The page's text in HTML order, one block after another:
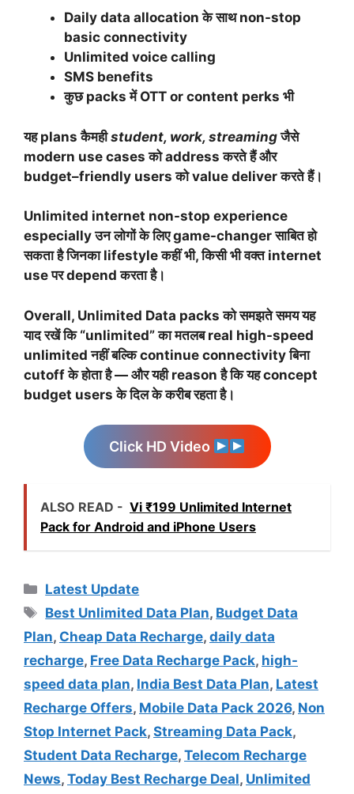
Daily data allocation के साथ non-stop
basic connectivity
Unlimited voice calling
SMS benefits
कुछ packs में OTT or content perks भी
यह plans कैमहीstudent, work, streamingजैसे
modern use cases को address करते हैं और
budget–friendly users को value deliver करते हैं।
Unlimited internet non-stop experience
especially उन लोगों के लिए game-changer साबित हो
सकता है जिनका lifestyle कहीं भी, किसी भी वक्त internet
use पर depend करता है।
Overall, Unlimited Data packs को समझते समय यह
याद रखें कि “unlimited” का मतलब real high-speed
unlimited नहीं बल्किcontinue connectivity बिना
cutoff केहोता है — और यही reason है कि यह concept
budget users के दिल के करीब रहता है।
Click HD Video
ALSO READ - Vi ₹199 Unlimited Internet
Pack for Android and iPhone Users
Categories
Latest Update
Tags
Best Unlimited Data Plan, Budget Data
Plan, Cheap Data Recharge, daily data
recharge, Free Data Recharge Pack, high-
speed data plan, India Best Data Plan, Latest
Recharge Offers, Mobile Data Pack 2026, Non
Stop Internet Pack, Streaming Data Pack,
Student Data Recharge, Telecom Recharge
News, Today Best Recharge Deal, Unlimited